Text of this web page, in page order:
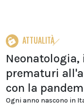
ATTUALITÀ
prematuri
con la
Ogni anno nascono in